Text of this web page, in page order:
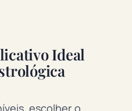
Ideal
escolher o